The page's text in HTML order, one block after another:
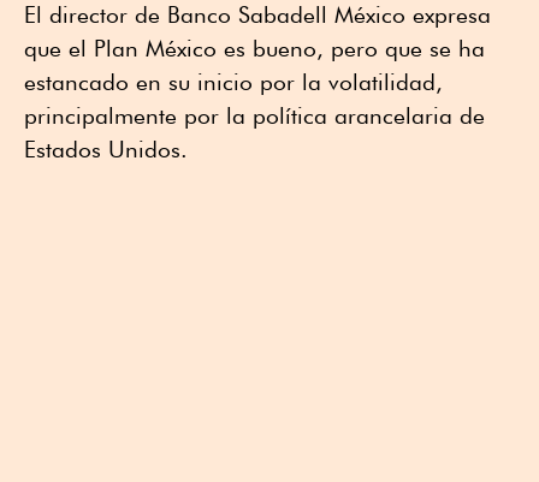
El director de Banco Sabadell México expresa
que el Plan México es bueno, pero que se ha
estancado en su inicio por la volatilidad,
principalmente por la política arancelaria de
Estados Unidos.